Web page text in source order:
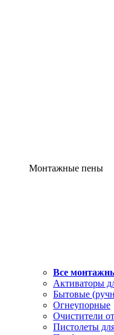
Монтажные пены
Все
Активаторы
Бытовые
Огнеупорные
Очистители
Пистолеты